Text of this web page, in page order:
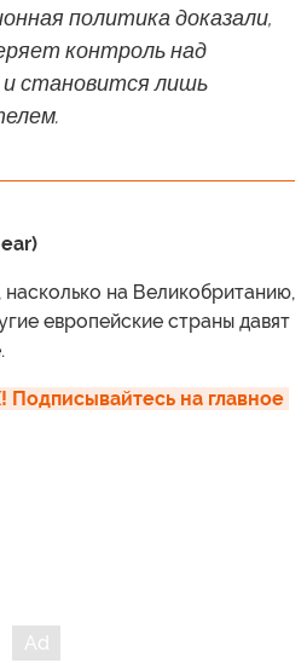
политика доказали,
контроль над
и становится лишь
на Великобританию,
европейские страны давят
Подписывайтесь на главное